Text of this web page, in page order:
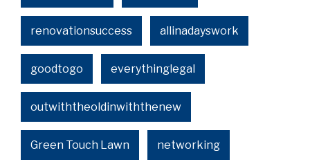
renovationsuccess allinadayswork
goodtogo everythinglegal
outwiththeoldinwiththenew
Green Touch Lawn networking